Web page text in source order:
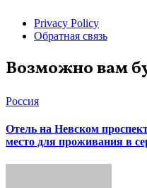
Privacy Policy
Обратная связь
Возможно вам
Россия
Отель на Невском
место для проживания в